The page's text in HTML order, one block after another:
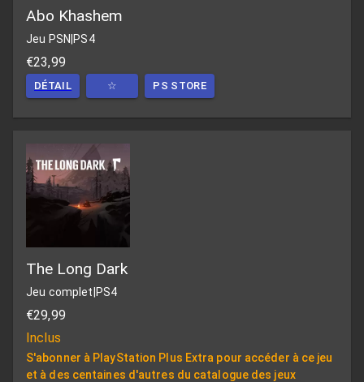
Abo Khashem
Jeu PSN PS4
€23,99
DÉTAIL ☆ PS STORE
The Long Dark
Jeu complet PS4
€29,99
Inclus
S'abonner à PlayStation Plus Extra pour accéder à ce jeu
et à des centaines d'autres du catalogue des jeux